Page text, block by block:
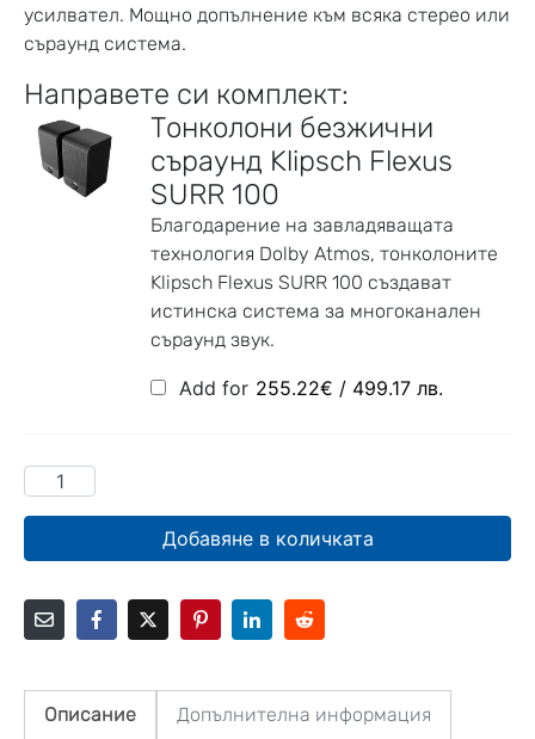
усилвател. Мощно допълнение към всяка стерео или
съраунд система.
Направете си комплект:
Тонколони безжични
съраунд Klipsch Flexus
SURR 100
Благодарение на завладяващата
технология Dolby Atmos, тонколоните
Klipsch Flexus SURR 100 създават
истинска система за многоканален
съраунд звук.
Add for 255.22€ / 499.17 лв.
Добавяне в количката
Описание Допълнителна информация